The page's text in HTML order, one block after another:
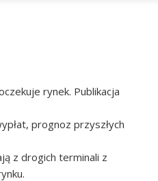
rynek. Publikacja
prognoz przyszłych
z drogich terminali z